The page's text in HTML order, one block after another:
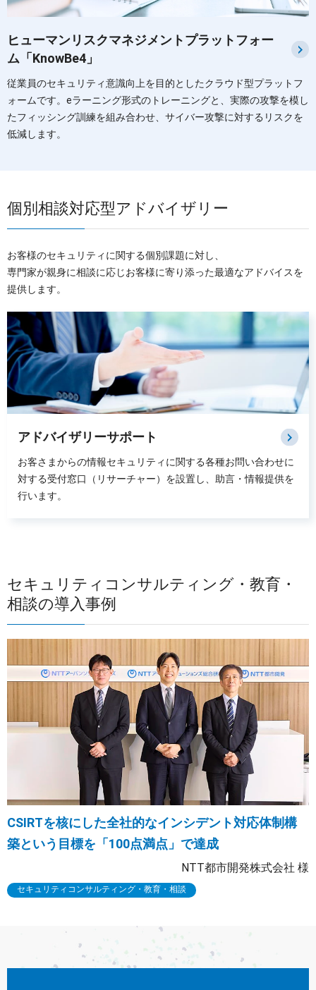
ヒューマンリスクマネジメントプラットフォー
ム「KnowBe4」
従業員のセキュリティ意識向上を目的としたクラウド型プラットフ
ォームです。eラーニング形式のトレーニングと、実際の攻撃を模し
たフィッシング訓練を組み合わせ、サイバー攻撃に対するリスクを
低減します。
個別相談対応型アドバイザリー
お客様のセキュリティに関する個別課題に対し、
専門家が親身に相談に応じお客様に寄り添った最適なアドバイスを
提供します。
アドバイザリーサポート
お客さまからの情報セキュリティに関する各種お問い合わせに
対する受付窓口（リサーチャー）を設置し、助言・情報提供を
行います。
セキュリティコンサルティング・教育・
相談の導入事例
CSIRTを核にした全社的なインシデント対応体制構
築という目標を「100点満点」で達成
NTT都市開発株式会社 様
セキュリティコンサルティング・教育・相談